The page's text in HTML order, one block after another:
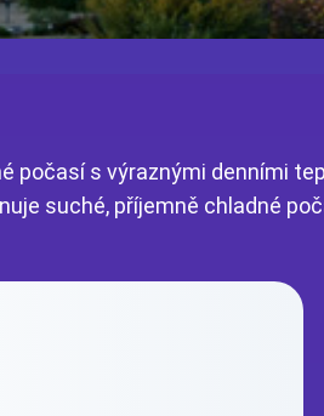
počasí s výraznými denními
suché, příjemně chladné